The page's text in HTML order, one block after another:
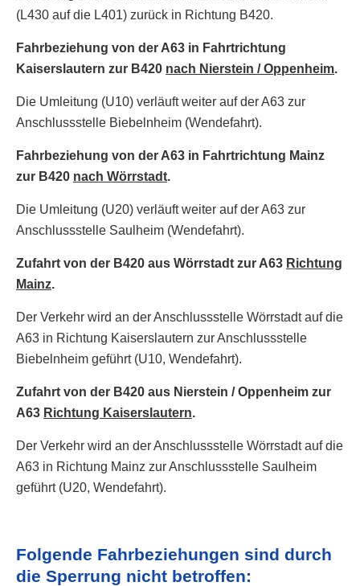
(L430 auf die L401) zurück in Richtung B420.
Fahrbeziehung von der A63 in Fahrtrichtung
Kaiserslautern zur B420 nach Nierstein / Oppenheim.
Die Umleitung (U10) verläuft weiter auf der A63 zur
Anschlussstelle Biebelnheim (Wendefahrt).
Fahrbeziehung von der A63 in Fahrtrichtung Mainz
zur B420 nach Wörrstadt.
Die Umleitung (U20) verläuft weiter auf der A63 zur
Anschlussstelle Saulheim (Wendefahrt).
Zufahrt von der B420 aus Wörrstadt zur A63 Richtung
Mainz.
Der Verkehr wird an der Anschlussstelle Wörrstadt auf die
A63 in Richtung Kaiserslautern zur Anschlussstelle
Biebelnheim geführt (U10, Wendefahrt).
Zufahrt von der B420 aus Nierstein / Oppenheim zur
A63 Richtung Kaiserslautern.
Der Verkehr wird an der Anschlussstelle Wörrstadt auf die
A63 in Richtung Mainz zur Anschlussstelle Saulheim
geführt (U20, Wendefahrt).
Folgende Fahrbeziehungen sind durch
die Sperrung nicht betroffen: